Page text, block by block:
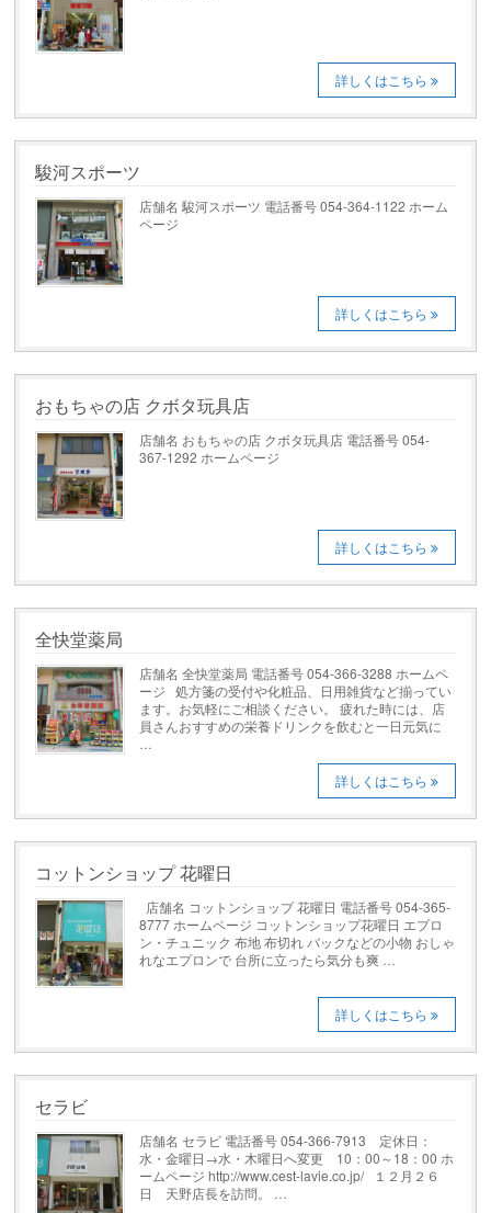
詳しくはこちら
駿河スポーツ
店舗名 駿河スポーツ 電話番号 054-364-1122 ホーム
ページ
詳しくはこちら
おもちゃの店 クボタ玩具店
店舗名 おもちゃの店 クボタ玩具店 電話番号 054-
367-1292 ホームページ
詳しくはこちら
全快堂薬局
店舗名 全快堂薬局 電話番号 054-366-3288 ホームペ
ージ 処方箋の受付や化粧品、日用雑貨など揃ってい
ます。お気軽にご相談ください。 疲れた時には、店
員さんおすすめの栄養ドリンクを飲むと一日元気に
詳しくはこちら
コットンショップ 花曜日
店舗名 コットンショップ 花曜日 電話番号 054-365-
8777 ホームページ コットンショップ花曜日 エプロ
ン・チュニック 布地 布切れ バックなどの小物 おしゃ
れなエプロンで 台所に立ったら気分も爽 …
詳しくはこちら
セラビ
店舗名 セラビ 電話番号 054-366-7913 定休日：
水・金曜日→水・木曜日へ変更 10：00～18：00 ホ
ームページ http://www.cest-lavie.co.jp/ １２月２６
日 天野店長を訪問。 …